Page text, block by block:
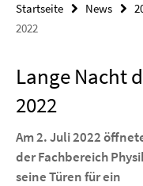
Startseite News
2022
Lange Nacht
2022
Am 2. Juli 2022
der Fachbereich
seine Türen für ein